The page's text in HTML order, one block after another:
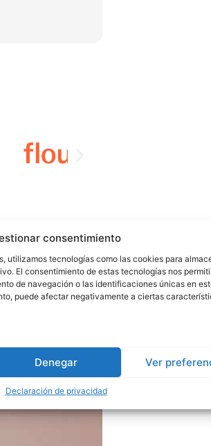
consentimiento
utilizamos tecnologías como las cookies para
El consentimiento de estas tecnologías nos
de navegación o las identificaciones únicas en
puede afectar negativamente a ciertas
Denegar Ver
Declaración de privacidad